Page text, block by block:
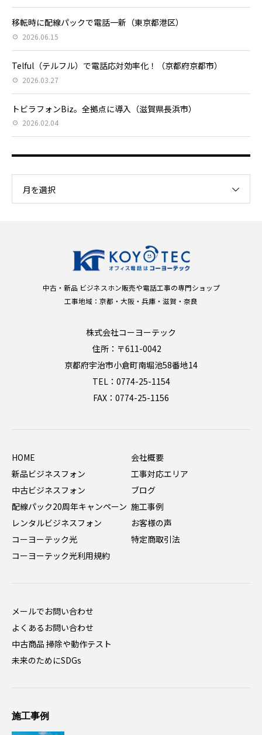
移転時に配線パックで電話一新（東京都港区）
2026.06.15
Telful（テルフル）で電話応対効率化！（京都府京都市）
2026.03.27
トビラフォンBiz。全拠点に導入（滋賀県長浜市）
2026.02.04
月を選択
中古・新品 ビジネスホン販売や電話工事の専門ショップ
工事地域：京都・大阪・兵庫・滋賀・奈良
株式会社コーヨーテック
住所：〒611-0042
京都府宇治市小倉町南堀池58番地14
TEL：0774-25-1154
FAX：0774-25-1156
HOME
新品ビジネスフォン
中古ビジネスフォン
配線パック20周年キャンペーン
レンタルビジネスフォン
コーヨーテック光
コーヨーテック光利用規約
会社概要
工事対応エリア
ブログ
施工事例
お客様の声
特定商取引法
メールでお問い合わせ
よくあるお問い合わせ
中古商品 掃除や動作テスト
未来のためにSDGs
施工事例